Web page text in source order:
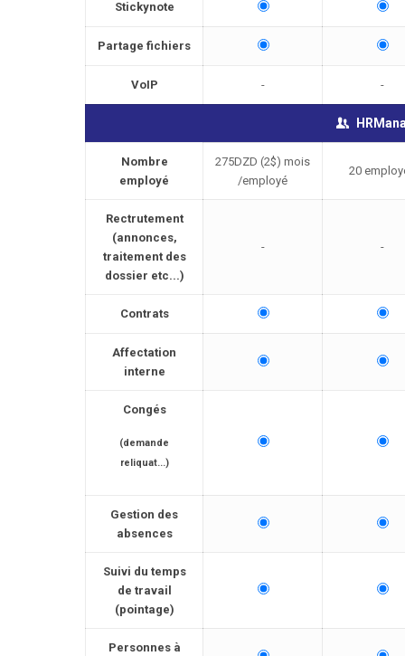
Stickynote
Partage fichiers
VoIP - -
Nombre
employé
275DZD (2$) mois
/employé
20
Rectrutement
(annonces,
traitement des
dossier etc...)
- -
Contrats
Affectation
interne
Congés
(demande
reliquat...)
Gestion des
absences
Suivi du temps
de travail
(pointage)
Personnes à